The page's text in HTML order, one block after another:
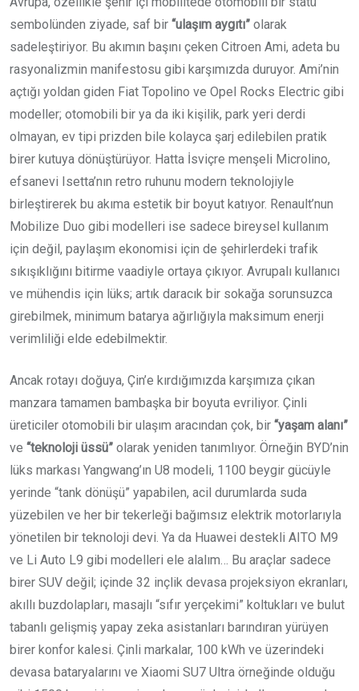
sembolünden ziyade, saf bir “ulaşım aygıtı” olarak
sadeleştiriyor. Bu akımın başını çeken Citroen Ami, adeta bu
rasyonalizmin manifestosu gibi karşımızda duruyor. Ami’nin
açtığı yoldan giden Fiat Topolino ve Opel Rocks Electric gibi
modeller; otomobili bir ya da iki kişilik, park yeri derdi
olmayan, ev tipi prizden bile kolayca şarj edilebilen pratik
birer kutuya dönüştürüyor. Hatta İsviçre menşeli Microlino,
efsanevi Isetta’nın retro ruhunu modern teknolojiyle
birleştirerek bu akıma estetik bir boyut katıyor. Renault’nun
Mobilize Duo gibi modelleri ise sadece bireysel kullanım
için değil, paylaşım ekonomisi için de şehirlerdeki trafik
sıkışıklığını bitirme vaadiyle ortaya çıkıyor. Avrupalı kullanıcı
ve mühendis için lüks; artık daracık bir sokağa sorunsuzca
girebilmek, minimum batarya ağırlığıyla maksimum enerji
verimliliği elde edebilmektir.
Ancak rotayı doğuya, Çin’e kırdığımızda karşımıza çıkan
manzara tamamen bambaşka bir boyuta evriliyor. Çinli
üreticiler otomobili bir ulaşım aracından çok, bir “yaşam alanı”
ve “teknoloji üssü” olarak yeniden tanımlıyor. Örneğin BYD’nin
lüks markası Yangwang’ın U8 modeli, 1100 beygir gücüyle
yerinde “tank dönüşü” yapabilen, acil durumlarda suda
yüzebilen ve her bir tekerleği bağımsız elektrik motorlarıyla
yönetilen bir teknoloji devi. Ya da Huawei destekli AITO M9
ve Li Auto L9 gibi modelleri ele alalım… Bu araçlar sadece
birer SUV değil; içinde 32 inçlik devasa projeksiyon ekranları,
akıllı buzdolapları, masajlı “sıfır yerçekimi” koltukları ve bulut
tabanlı gelişmiş yapay zeka asistanları barındıran yürüyen
birer konfor kalesi. Çinli markalar, 100 kWh ve üzerindeki
devasa bataryalarını ve Xiaomi SU7 Ultra örneğinde olduğu